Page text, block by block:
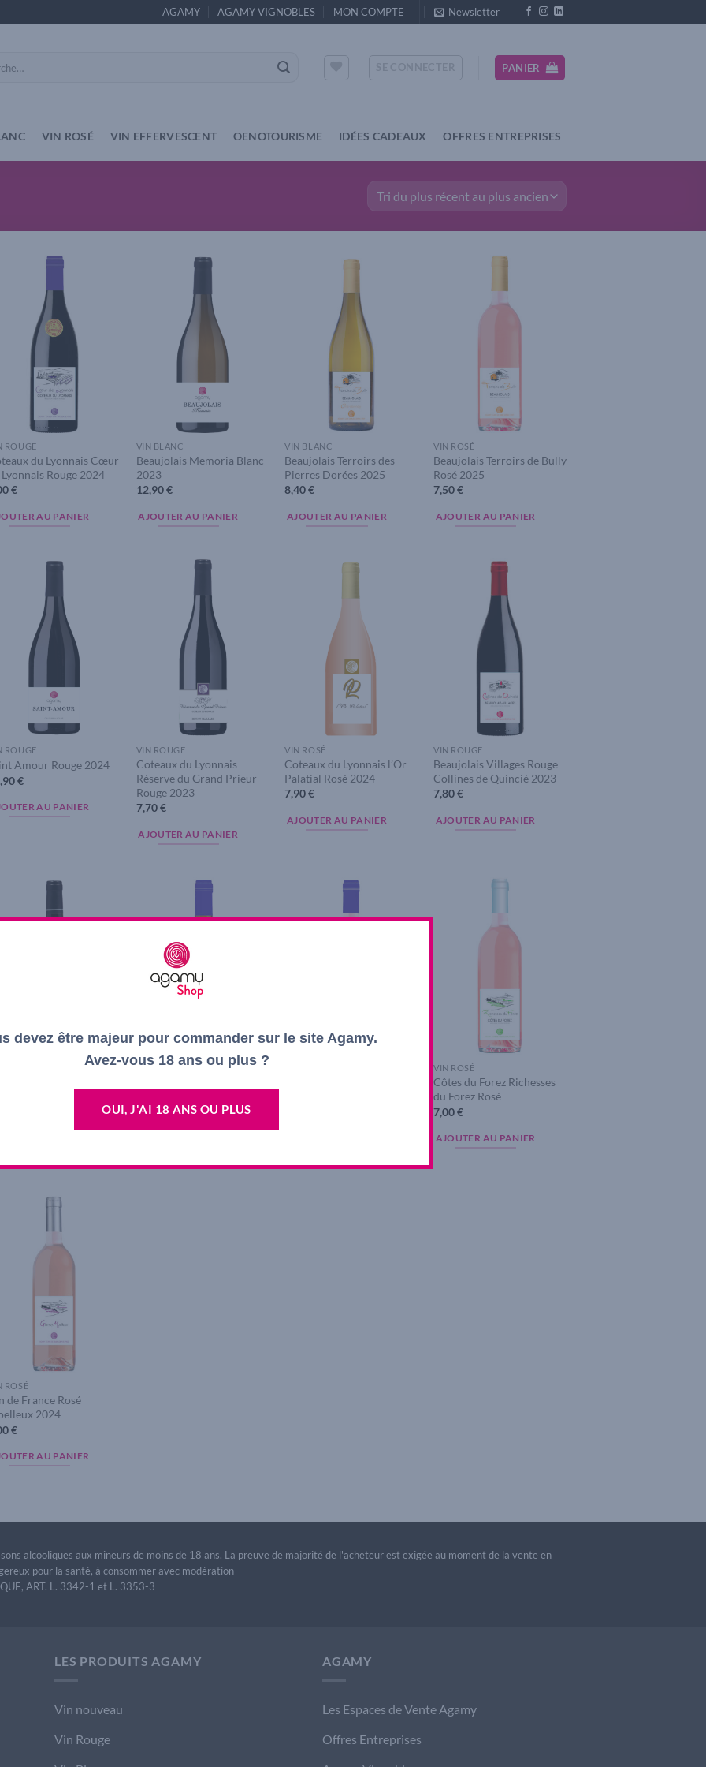
AGAMY AGAMY VIGNOBLES MON COMPTE Newsletter
PANIER
VIN ROSÉ VIN EFFERVESCENT OENOTOURISME IDÉES CADEAUX OFFRES ENTREPRISES
ROUGE
du Lyonnais Cœur
Rouge 2024
€
AU PANIER
VIN BLANC
Beaujolais Memoria Blanc
2023
12,90€
AJOUTER AU PANIER
VIN BLANC
Beaujolais Terroirs des
Pierres Dorées 2025
8,40€
AJOUTER AU PANIER
VIN ROSÉ
Beaujolais Terroirs de Bully
Rosé 2025
7,50€
AJOUTER AU PANIER
ROUGE
Amour Rouge 2024
€
AU PANIER
VIN ROUGE
Coteaux du Lyonnais
Réserve du Grand Prieur
Rouge 2023
7,70€
AJOUTER AU PANIER
VIN ROSÉ
Coteaux du Lyonnais l’Or
Palatial Rosé 2024
7,90€
AJOUTER AU PANIER
VIN ROUGE
Beaujolais Villages Rouge
Collines de Quincié 2023
7,80€
AJOUTER AU PANIER
Add to
Add to
VIN BLANC
Blanc 2024
Add to
VIN ROSÉ
Côtes du Forez Richesses
du Forez Rosé
7,00€
AJOUTER AU PANIER
ROSÉ
de France Rosé
2024
€
AU PANIER
alcooliques aux mineurs de moins de 18 ans. La preuve de majorité de l'acheteur est exigée au moment de la vente en
pour la santé, à consommer avec modération
ART. L. 3342-1 et L. 3353-3
LES PRODUITS AGAMY
Vin nouveau
Vin Rouge
AGAMY
Les Espaces de Vente Agamy
Offres Entreprises
devez être majeur pour commander sur le site Agamy.
Avez-vous 18 ans ou plus ?
OUI, J'AI 18 ANS OU PLUS